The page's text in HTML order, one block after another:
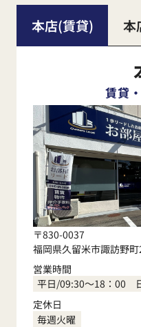
本店(賃貸) 本
賃貸
〒830-0037
福岡県久留米市諏訪野
営業時間
平日/09:30～18：00
定休日
毎週火曜